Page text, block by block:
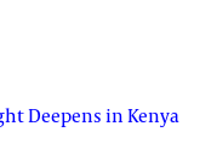
Deepens in Kenya